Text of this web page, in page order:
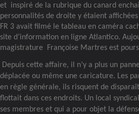
et inspiré de la rubrique du canard
personnalités de droite y étaient affichées
FR 3 avait filmé le tableau en caméra
site d’information en ligne Atlantico.
magistrature
Françoise Martres est
Depuis cette affaire, il n’y a plus un
déplacée ou même une caricature. Les
en règle générale, ils risquent de
flottait dans ces endroits. Un local
ses membres et qui a pour objet la